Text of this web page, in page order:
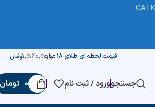
تومان18,560,500 قیمت لحظه ای طلای 18 عیار:
جستجوورود / ثبت نام 0 تومان